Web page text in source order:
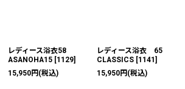
レディース浴衣58
ASANOHA15 [1129]
15,950円 (税込)
レディース浴衣 65
CLASSICS [1141]
15,950円 (税込)